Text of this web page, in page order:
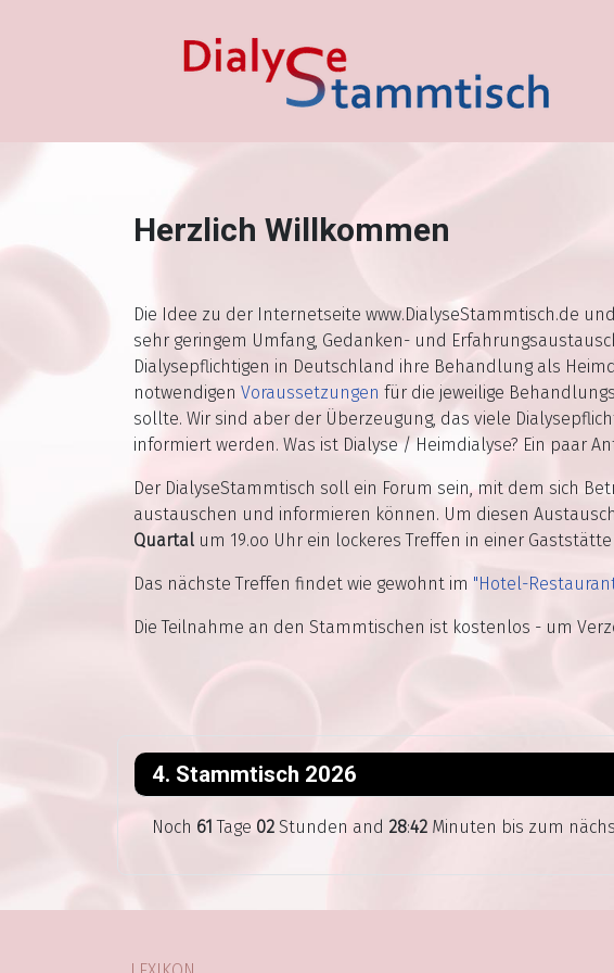
Herzlich Willkommen
Die Idee zu der Internetseite www.DialyseStammtisch.de
sehr geringem Umfang, Gedanken- und
Dialysepflichtigen in Deutschland ihre Behandlung als
notwendigen Voraussetzungen für die jeweilige
sollte. Wir sind aber der Überzeugung, das viele
informiert werden. Was ist Dialyse / Heimdialyse? Ein paar
Der DialyseStammtisch soll ein Forum sein, mit dem sich
austauschen und informieren können. Um diesen
Quartal um 19.oo Uhr ein lockeres Treffen in einer
Das nächste Treffen findet wie gewohnt im "Hotel-
Die Teilnahme an den Stammtischen ist kostenlos - um
4. Stammtisch 2026
Noch 61 Tage 02 Stunden and 28:42 Minuten bis zum